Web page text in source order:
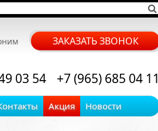
ЗАКАЗАТЬ ЗВОНОК
03 54 +7 (965) 685 04 11
Акция Новости